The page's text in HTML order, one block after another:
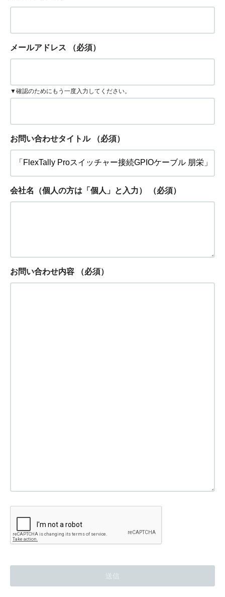
メールアドレス （必須）
▼確認のためにもう一度入力してください。
お問い合わせタイトル （必須）
会社名（個人の方は「個人」と入力） （必須）
お問い合わせ内容 （必須）